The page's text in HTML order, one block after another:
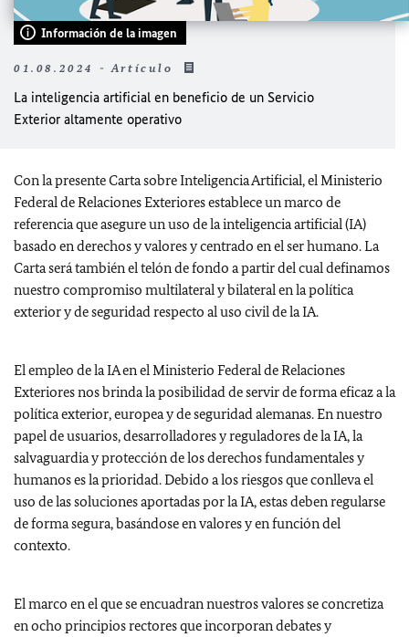
Información de la imagen
01.08.2024 - Artículo
La inteligencia artificial en beneficio de un Servicio
Exterior altamente operativo
Con la presente Carta sobre Inteligencia Artificial, el Ministerio
Federal de Relaciones Exteriores establece un marco de
referencia que asegure un uso de la inteligencia artificial (IA)
basado en derechos y valores y centrado en el ser humano. La
Carta será también el telón de fondo a partir del cual definamos
nuestro compromiso multilateral y bilateral en la política
exterior y de seguridad respecto al uso civil de la IA.
El empleo de la IA en el Ministerio Federal de Relaciones
Exteriores nos brinda la posibilidad de servir de forma eficaz a la
política exterior, europea y de seguridad alemanas. En nuestro
papel de usuarios, desarrolladores y reguladores de la IA, la
salvaguardia y protección de los derechos fundamentales y
humanos es la prioridad. Debido a los riesgos que conlleva el
uso de las soluciones aportadas por la IA, estas deben regularse
de forma segura, basándose en valores y en función del
contexto.
El marco en el que se encuadran nuestros valores se concretiza
en ocho principios rectores que incorporan debates y